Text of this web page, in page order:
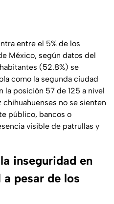
entre el 5% de los
México, según datos del
(52.8%) se
como la segunda ciudad
la posición 57 de 125 a nivel
no se sienten
público, bancos o
visible de patrullas y
inseguridad en
pesar de los